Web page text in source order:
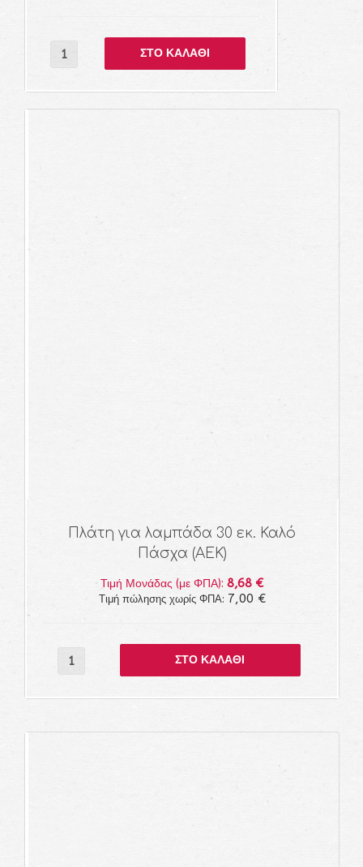
Πλάτη για λαμπάδα 30 εκ. Καλό
Πάσχα (ΑΕΚ)
Τιμή Μονάδας (με ΦΠΑ): 8,68 €
Τιμή πώλησης χωρίς ΦΠΑ: 7,00 €